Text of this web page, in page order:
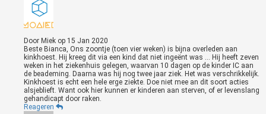
Door Miek op 15 Jan 2020
Beste Bianca, Ons zoontje (toen vier weken) is bijna overleden aan
kinkhoest. Hij kreeg dit via een kind dat niet ingeënt was ... Hij heeft zeven
weken in het ziekenhuis gelegen, waarvan 10 dagen op de kinder IC aan
de beademing. Daarna was hij nog twee jaar ziek. Het was verschrikkelijk.
Kinkhoest is echt een hele erge ziekte. Doe niet mee an dit soort acties
alsjeblieft. Want ook hier kunnen er kinderen aan sterven, of er levenslang
gehandicapt door raken.
Reageren